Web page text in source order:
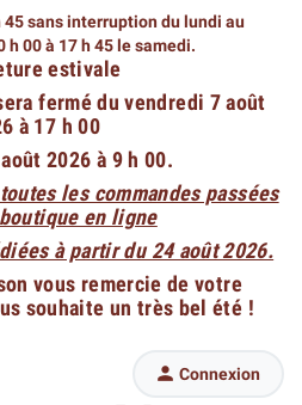
45 sans interruption du lundi au
h 00 à 17 h 45 le samedi.
estivale
fermé du vendredi 7 août
à 17 h 00
2026 à 9 h 00.
les commandes passées
en ligne
à partir du 24 août 2026.
vous remercie de votre
souhaite un très bel été !
 Connexion